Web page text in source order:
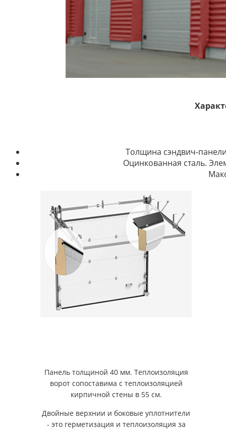
Толщина сэндвич-
Оцинкованная сталь.
Панель толщиной 40 мм. Теплоизоляция
ворот сопоставима с теплоизоляцией
кирпичной стены в 55 см.
Двойные верхнии и боковые уплотнители
- это герметизация и теплоизоляция за